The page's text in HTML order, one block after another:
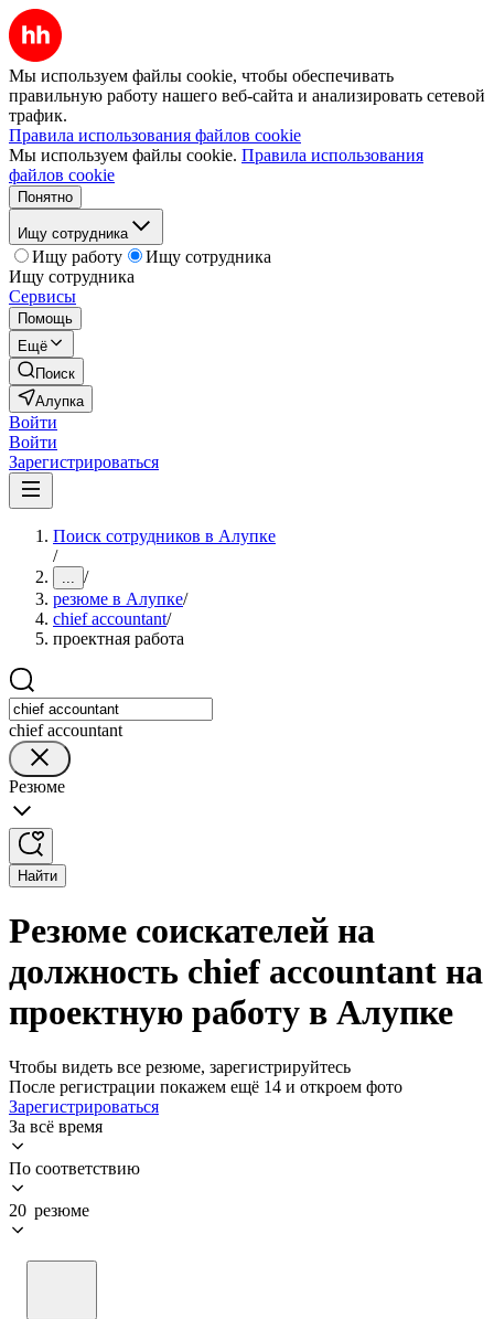
Мы используем файлы cookie, чтобы обеспечивать
правильную работу нашего веб-сайта и анализировать сетевой
трафик.
Правила использования файлов cookie
Мы используем файлы cookie. Правила использования
файлов cookie
Понятно
Ищу сотрудника
Ищу работу
Ищу сотрудника
Ищу сотрудника
Сервисы
Помощь
Ещё
Поиск
Алупка
Войти
Войти
Зарегистрироваться
Поиск сотрудников в Алупке
/
... /
резюме в Алупке/
chief accountant/
проектная работа
chief accountant
Резюме
Найти
Резюме соискателей на
должность chief accountant на
проектную работу в Алупке
Чтобы видеть все резюме, зарегистрируйтесь
После регистрации покажем ещё 14 и откроем фото
Зарегистрироваться
За всё время
По соответствию
20 резюме